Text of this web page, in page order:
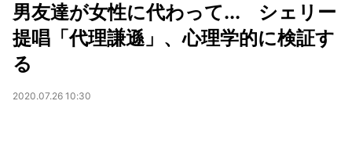
男友達が女性に代わって... シェリー
提唱「代理謙遜」、心理学的に検証す
る
2020.07.26 10:30